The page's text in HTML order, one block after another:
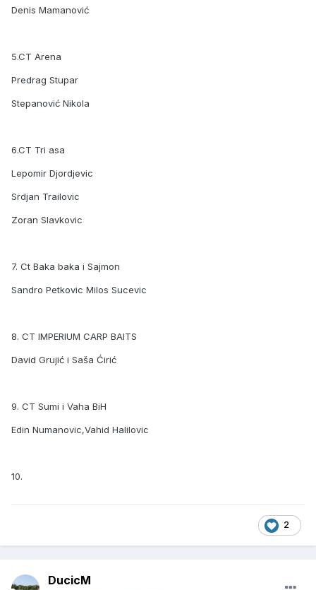
Denis Mamanović
5.CT Arena
Predrag Stupar
Stepanović Nikola
6.CT Tri asa
Lepomir Djordjevic
Srdjan Trailovic
Zoran Slavkovic
7. Ct Baka baka i Sajmon
Sandro Petkovic Milos Sucevic
8. CT IMPERIUM CARP BAITS
David Grujić i Saša Ćirić
9. CT Sumi i Vaha BiH
Edin Numanovic,Vahid Halilovic
10.
2
DucicM